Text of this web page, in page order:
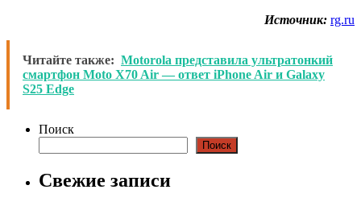
Источник: rg.ru
Читайте также: Motorola представила ультратонкий
смартфон Moto X70 Air — ответ iPhone Air и Galaxy
S25 Edge
Поиск
Поиск
Свежие записи